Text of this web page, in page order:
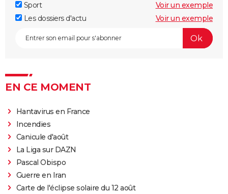
Sport
Voir un exemple
Les dossiers d'actu
Voir un exemple
EN CE MOMENT
Hantavirus en France
Incendies
Canicule d'août
La Liga sur DAZN
Pascal Obispo
Guerre en Iran
Carte de l'éclipse solaire du 12 août